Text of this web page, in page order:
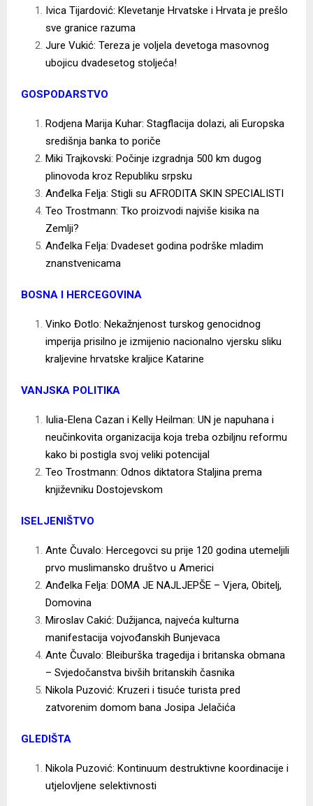
Ivica Tijardović: Klevetanje Hrvatske i Hrvata je prešlo
sve granice razuma
Jure Vukić: Tereza je voljela devetoga masovnog
ubojicu dvadesetog stoljeća!
GOSPODARSTVO
Rodjena Marija Kuhar: Stagflacija dolazi, ali Europska
središnja banka to poriče
Miki Trajkovski: Počinje izgradnja 500 km dugog
plinovoda kroz Republiku srpsku
Anđelka Felja: Stigli su AFRODITA SKIN SPECIALISTI
Teo Trostmann: Tko proizvodi najviše kisika na
Zemlji?
Anđelka Felja: Dvadeset godina podrške mladim
znanstvenicama
BOSNA I HERCEGOVINA
Vinko Đotlo: Nekažnjenost turskog genocidnog
imperija prisilno je izmijenio nacionalno vjersku sliku
kraljevine hrvatske kraljice Katarine
VANJSKA POLITIKA
Iulia-Elena Cazan i Kelly Heilman: UN je napuhana i
neučinkovita organizacija koja treba ozbiljnu reformu
kako bi postigla svoj veliki potencijal
Teo Trostmann: Odnos diktatora Staljina prema
književniku Dostojevskom
ISELJENIŠTVO
Ante Čuvalo: Hercegovci su prije 120 godina utemeljili
prvo muslimansko društvo u Americi
Anđelka Felja: DOMA JE NAJLJEPŠE – Vjera, Obitelj,
Domovina
Miroslav Cakić: Dužijanca, najveća kulturna
manifestacija vojvođanskih Bunjevaca
Ante Čuvalo: Bleiburška tragedija i britanska obmana
– Svjedočanstva bivših britanskih časnika
Nikola Puzović: Kruzeri i tisuće turista pred
zatvorenim domom bana Josipa Jelačića
GLEDIŠTA
Nikola Puzović: Kontinuum destruktivne koordinacije i
utjelovljene selektivnosti